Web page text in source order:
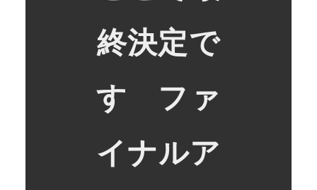
終決定で
す ファ
イナルア